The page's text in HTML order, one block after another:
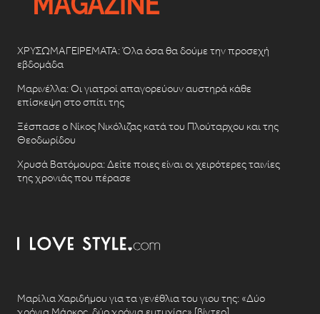
ΧΡΥΣΩΜΑΓΕΙΡΕΜΑΤΑ: Όλα όσα θα δούμε την προσεχή
εβδομάδα
Μαρινέλλα: Οι γιατροί απαγορεύουν αυστηρά κάθε
επίσκεψη στο σπίτι της
Ξέσπασε ο Νίκος Νικόλιζας κατά του Πλούταρχου και της
Θεοδωρίδου
Χρυσά Βατόμουρα: Δείτε ποιες είναι οι χειρότερες ταινίες
της χρονιάς που πέρασε
Μαρίλια Χαριδήμου για τα γενέθλια του γιου της: «Δύο